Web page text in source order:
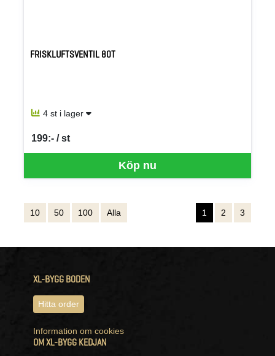
FRISKLUFTSVENTIL 80T
4 st i lager
Köp nu
199:- / st
SEK per ST
10 50 100 Alla 1 2 3
XL-BYGG BODEN
Hitta order
Information om cookies
OM XL-BYGG KEDJAN